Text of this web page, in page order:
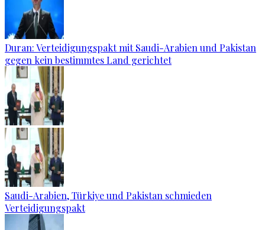
Duran: Verteidigungspakt mit Saudi-Arabien und Pakistan
gegen kein bestimmtes Land gerichtet
Saudi-Arabien, Türkiye und Pakistan schmieden
Verteidigungspakt